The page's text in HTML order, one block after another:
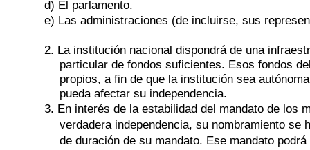
d) El parlamento.
e) Las administraciones (de incluirse, sus
2. La institución nacional dispondrá de una
particular de fondos suficientes. Esos fondos
propios, a fin de que la institución sea
pueda afectar su independencia.
3. En interés de la estabilidad del mandato de los
verdadera independencia, su nombramiento se
de duración de su mandato. Ese mandato